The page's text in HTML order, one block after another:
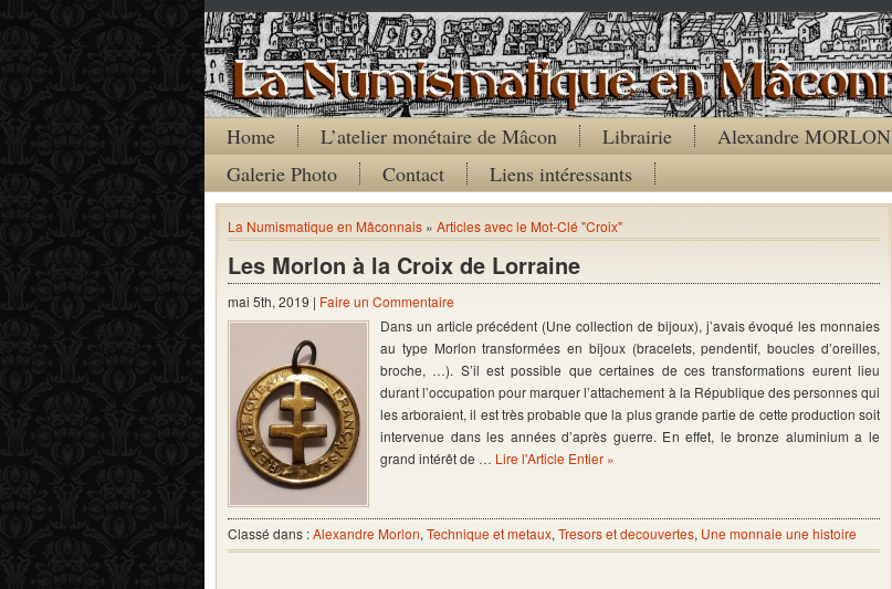
Home L’atelier monétaire de Mâcon Librairie
Alexandre MORLON
Galerie Photo
Contact Liens intéressants
La Numismatique en Mâconnais » Articles avec le Mot-Clé "Croix"
Les Morlon à la Croix de Lorraine
mai 5th, 2019 | Faire un Commentaire
Dans un article précédent (Une collection de bijoux), j’avais évoqué les monnaies
au type Morlon transformées en bijoux (bracelets, pendentif, boucles d’oreilles,
broche, …). S’il est possible que certaines de ces transformations eurent lieu
durant l’occupation pour marquer l’attachement à la République des personnes qui
les arboraient, il est très probable que la plus grande partie de cette production soit
intervenue dans les années d’après guerre. En effet, le bronze aluminium a le
grand intérêt de … Lire l'Article Entier »
Classé dans :Alexandre Morlon, Technique et metaux, Tresors et decouvertes, Une monnaie une histoire